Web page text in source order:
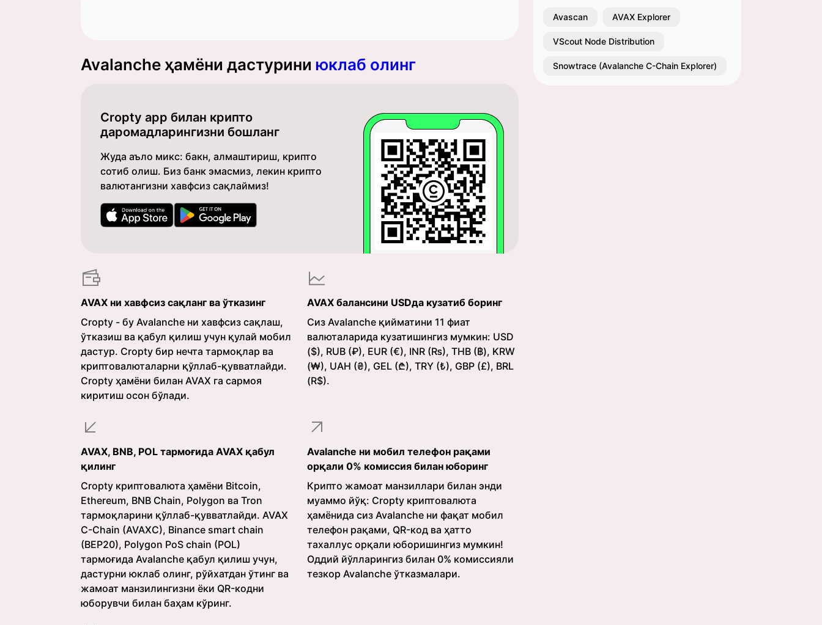
Avalanche ҳамёни дастурини юклаб олинг
Cropty app билан крипто
даромадларингизни бошланг
Жуда аъло микс: бакн, алмаштириш, крипто
сотиб олиш. Биз банк эмасмиз, лекин крипто
валютангизни хавфсиз сақлаймиз!
AVAX ни хавфсиз сақланг ва ўтказинг
Cropty - бу Avalanche ни хавфсиз сақлаш,
ўтказиш ва қабул қилиш учун қулай мобил
дастур. Cropty бир нечта тармоқлар ва
криптовалюталарни қўллаб-қувватлайди.
Cropty ҳамёни билан AVAX га сармоя
киритиш осон бўлади.
AVAX балансини USDда кузатиб боринг
Сиз Avalanche қийматини 11 фиат
валюталарида кузатишингиз мумкин: USD
($), RUB (₽), EUR (€), INR (₨), THB (฿), KRW
(₩), UAH (₴), GEL (₾), TRY (₺), GBP (£), BRL
(R$).
AVAX, BNB, POL тармоғида AVAX қабул
қилинг
Cropty криптовалюта ҳамёни Bitcoin,
Ethereum, BNB Chain, Polygon ва Tron
тармоқларини қўллаб-қувватлайди. AVAX
C-Chain (AVAXC), Binance smart chain
(BEP20), Polygon PoS chain (POL)
тармоғида Avalanche қабул қилиш учун,
дастурни юклаб олинг, рўйхатдан ўтинг ва
жамоат манзилингизни ёки QR-кодни
юборувчи билан баҳам кўринг.
Avalanche ни мобил телефон рақами
орқали 0% комиссия билан юборинг
Крипто жамоат манзиллари билан энди
муаммо йўқ: Cropty криптовалюта
ҳамёнида сиз Avalanche ни фақат мобил
телефон рақами, QR-код ва ҳатто
тахаллус орқали юборишингиз мумкин!
Оддий йўлларингиз билан 0% комиссияли
тезкор Avalanche ўтказмалари.
Avascan AVAX Explorer
VScout Node Distribution
Snowtrace (Avalanche C-Chain Explorer)